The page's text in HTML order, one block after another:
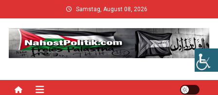
to
content
Samstag, August 08, 2026